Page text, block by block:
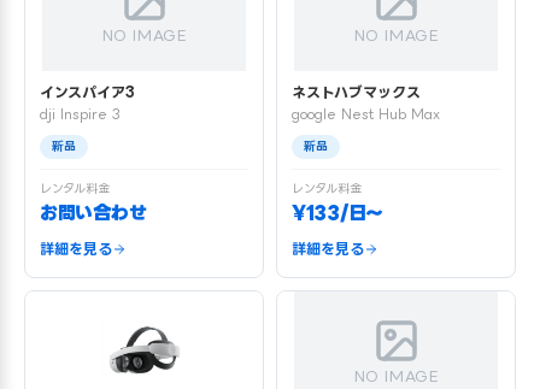
NO IMAGE
インスパイア3
dji Inspire 3
新品
レンタル料金
お問い合わせ
詳細を見る
NO IMAGE
ネストハブマックス
google Nest Hub Max
新品
レンタル料金
¥133/日〜
詳細を見る
NO IMAGE